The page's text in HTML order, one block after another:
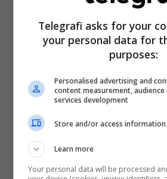
Telegrafi asks for your
your personal data for
purposes:
Personalised advertising and
content measurement, audience
services development
Store and/or access information
Learn more
Your personal data will be processed